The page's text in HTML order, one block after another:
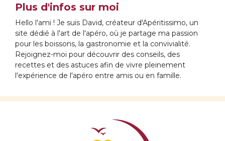
Plus d'infos sur moi
Hello l'ami ! Je suis David, créateur d'Apéritissimo, un
site dédié à l'art de l'apéro, où je partage ma passion
pour les boissons, la gastronomie et la convivialité.
Rejoignez-moi pour découvrir des conseils, des
recettes et des astuces afin de vivre pleinement
l'expérience de l'apéro entre amis ou en famille.